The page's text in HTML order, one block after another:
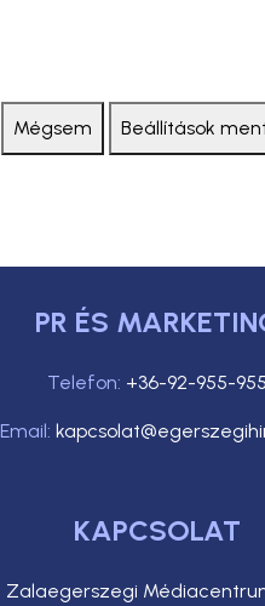
Mégsem Beállítások
PR ÉS
Telefon: +36-92-955-955
Email:
KAPCSOLAT
Zalaegerszegi